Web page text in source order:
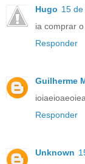
Hugo 15
ia comprar
Responder
Guilherme
Responder
Unknown